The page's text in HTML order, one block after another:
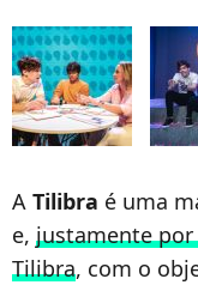
A Tilibra é uma
e, justamente
Tilibra, com o